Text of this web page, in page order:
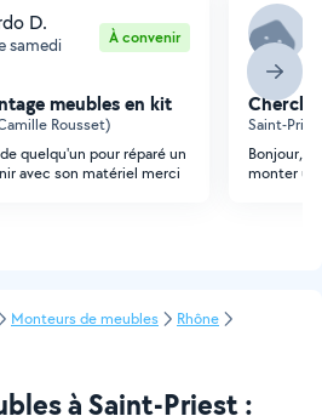
D.
samedi À convenir
meubles en kit
Rousset)
quelqu'un pour réparé un
avec son matériel merci
Saint-
Bonjour,
monter un
Monteurs de meubles
Rhône
à Saint-Priest :